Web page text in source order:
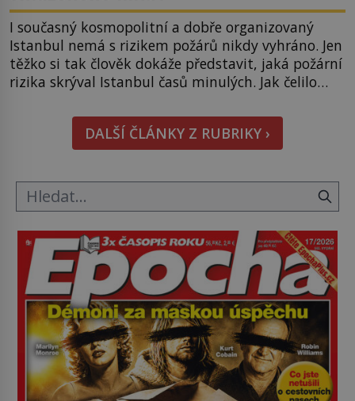
I současný kosmopolitní a dobře organizovaný
Istanbul nemá s rizikem požárů nikdy vyhráno. Jen
těžko si tak člověk dokáže představit, jaká požární
rizika skrýval Istanbul časů minulých. Jak čelilo
proč jsou zde stále tolik obávány měsíce
smaženého lilku? První hasičský sbor se
v Istanbulu objevuje v roce 1714 a […]
DALŠÍ ČLÁNKY Z RUBRIKY ›